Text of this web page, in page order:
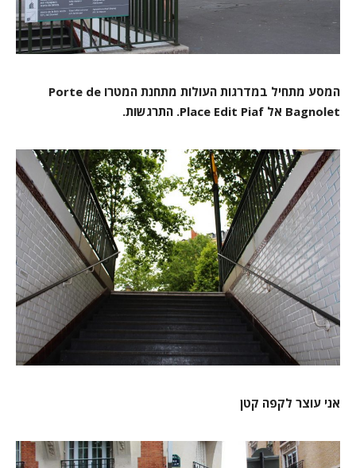
המסע מתחיל במדרגות העולות מתחנת המטרו Porte de
Bagnolet אל Place Edit Piaf. התרגשות.
אני עוצר לקפה קטן